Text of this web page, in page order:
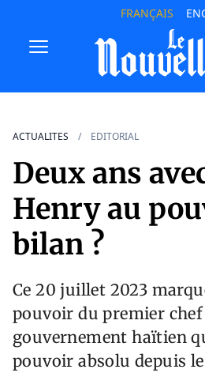
FRANÇAIS
ACTUALITES EDITORIAL
Deux ans
Henry au
bilan ?
Ce 20 juillet 2023
pouvoir du premier chef
gouvernement haïtien
pouvoir absolu depuis le